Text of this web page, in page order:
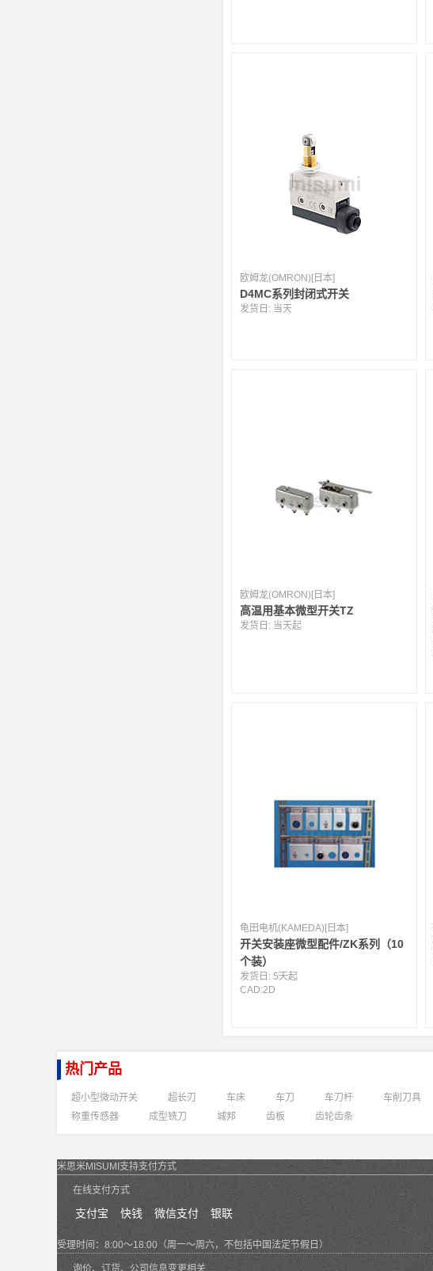
欧姆龙(OMRON)[日本]
D4MC系列封闭式开关
发货日: 当天
欧姆龙(OMRON)[日本]
高温用基本微型开关TZ
发货日: 当天起
龟田电机(KAMEDA)[日本]
开关安装座微型配件/ZK系列（10
个装）
发货日:5天起
CAD:2D
热门产品
超小型微动开关 超长刃 车床 车刀 车刀杆 车削刀具
称重传感器
成型铣刀 城邦 齿板 齿轮齿条
米思米MISUMI支持支付方式
在线支付方式
支付宝 快钱 微信支付 银联
受理时间：8:00～18:00（周一～周六，不包括中国法定节假日）
询价、订货、公司信息变更相关